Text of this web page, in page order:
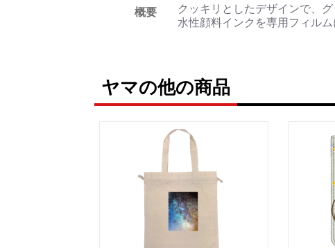
概要
クッキリとしたデザインで、
水性顔料インクを専用フィル
ヤマの他の商品